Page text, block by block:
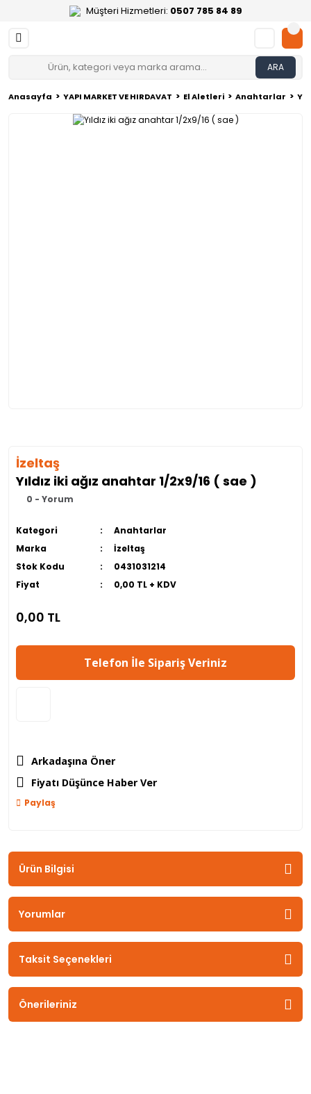
Müşteri Hizmetleri: 0507 785 84 89
ARA
Anasayfa YAPI MARKET VE HIRDAVAT El Aletleri Anahtarlar
İzeltaş
Yıldız iki ağız anahtar 1/2x9/16 ( sae )
0 - Yorum
Kategori
Anahtarlar
Marka
İzeltaş
Stok Kodu
0431031214
Fiyat
0,00 TL + KDV
0,00 TL
Telefon İle Sipariş Veriniz
Arkadaşına Öner
Fiyatı Düşünce Haber Ver
Paylaş
Ürün Bilgisi
Yorumlar
Taksit Seçenekleri
Önerileriniz